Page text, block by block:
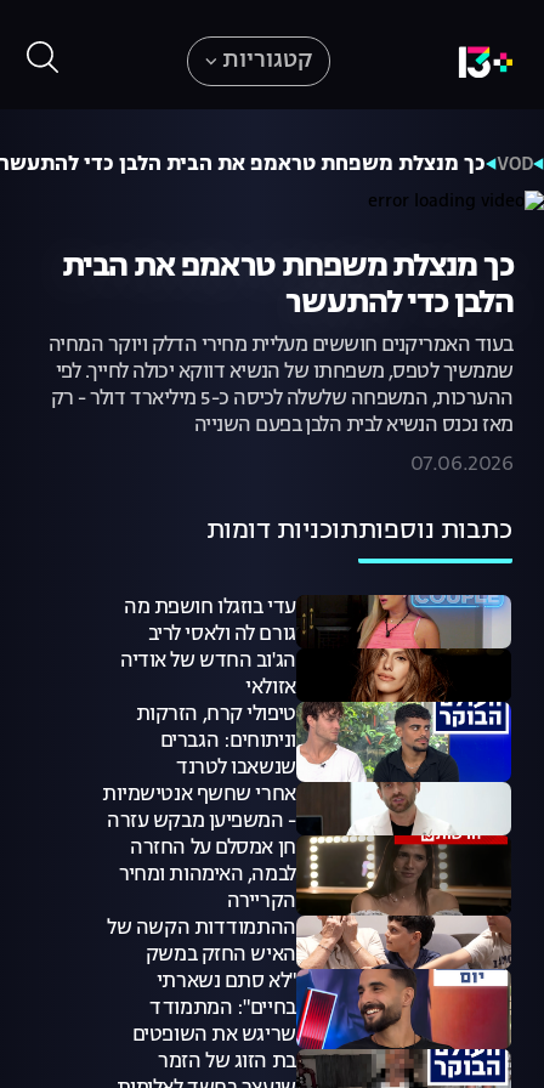
קטגוריות
VOD כך מנצלת משפחת טראמפ את הבית הלבן כדי להתעשר
כך מנצלת משפחת טראמפ את הבית
הלבן כדי להתעשר
בעוד האמריקנים חוששים מעליית מחירי הדלק ויוקר המחיה
שממשיך לטפס, משפחתו של הנשיא דווקא יכולה לחייך. לפי
ההערכות, המשפחה שלשלה לכיסה כ-5 מיליארד דולר - רק
מאז נכנס הנשיא לבית הלבן בפעם השנייה
07.06.2026
כתבות נוספותתוכניות דומות
עדי בוזגלו חושפת מה
גורם לה ולאסי לריב
הג'וב החדש של אודיה
אזולאי
טיפולי קרח, הזרקות
וניתוחים: הגברים
שנשאבו לטרנד
אחרי שחשף אנטישמיות
- המשפיען מבקש עזרה
חן אמסלם על החזרה
לבמה, האימהות ומחיר
הקריירה
ההתמודדות הקשה של
האיש החזק במשק
"לא סתם נשארתי
בחיים": המתמודד
שריגש את השופטים
בת הזוג של הזמר